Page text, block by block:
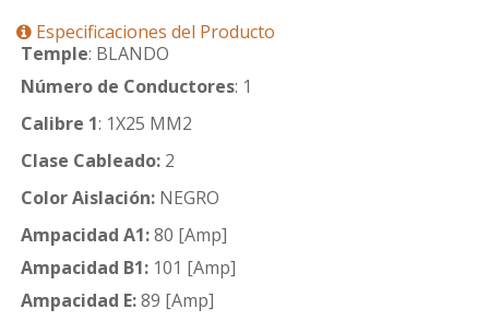
Especificaciones del Producto
Temple: BLANDO
Número de Conductores: 1
Calibre 1: 1X25 MM2
Clase Cableado: 2
Color Aislación: NEGRO
Ampacidad A1:80 [Amp]
Ampacidad B1: 101 [Amp]
Ampacidad E:89 [Amp]